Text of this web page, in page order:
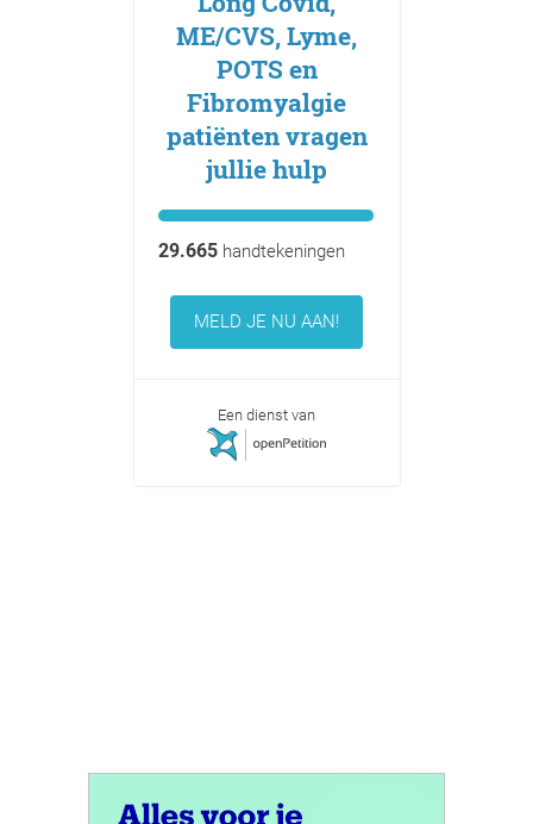
ME/CVS, Lyme,
POTS en
Fibromyalgie
patiënten vragen
jullie hulp
29.665handtekeningen
MELD JE NU AAN!
Een dienst van